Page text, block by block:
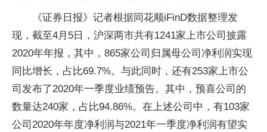
《证券日报》记者根据同花顺iFinD数据整理发
现，截至4月5日，沪深两市共有1241家上市公司披露
2020年年报，其中，865家公司归属母公司净利润实现
同比增长，占比69.7%。与此同时，还有253家上市公
司发布了2020年一季度业绩预告。其中，预喜公司的
数量达240家，占比94.86%。在上述公司中，有103家
公司2020年年度净利润与2021年一季度净利润有望实